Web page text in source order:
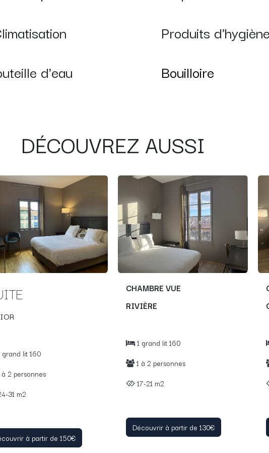
d'eau
Produits d'hygiène
Bouilloire
DÉCOUVREZ AUSSI
CHAMBRE VUE
RIVIÈRE
1 grand lit 160
1 à 2 personnes
17-21 m2
Découvrir à partir de 130€
lit 160
2 personnes
31 m2
à partir de 150€